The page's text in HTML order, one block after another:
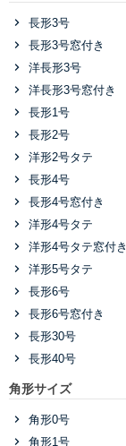
長形3号
長形3号窓付き
洋長形3号
洋長形3号窓付き
長形1号
長形2号
洋形2号タテ
長形4号
長形4号窓付き
洋形4号タテ
洋形4号タテ窓付き
洋形5号タテ
長形6号
長形6号窓付き
長形30号
長形40号
角形サイズ
角形0号
角形1号